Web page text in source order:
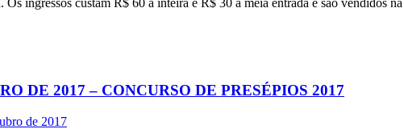
Os ingressos custam R$ 60 a inteira e R$ 30 a meia entrada e são vendidos
DE 2017 – CONCURSO DE PRESÉPIOS 2017
de 2017